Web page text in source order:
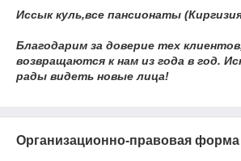
Иссык куль,все пансионаты
Благодарим за доверие тех
возвращаются к нам из года в год.
рады видеть новые лица!
Организационно-правовая форма